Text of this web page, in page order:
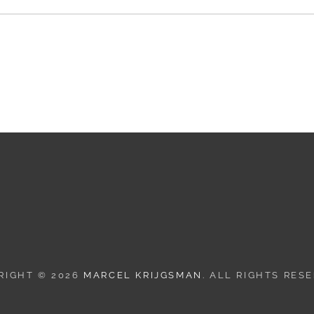
© 2026 MARCEL KRIJGSMAN . ALL RIGHTS